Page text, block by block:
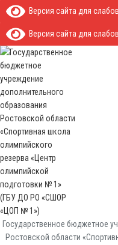
Версия сайта для
Версия сайта для
Государственное бюджетное
Ростовской области